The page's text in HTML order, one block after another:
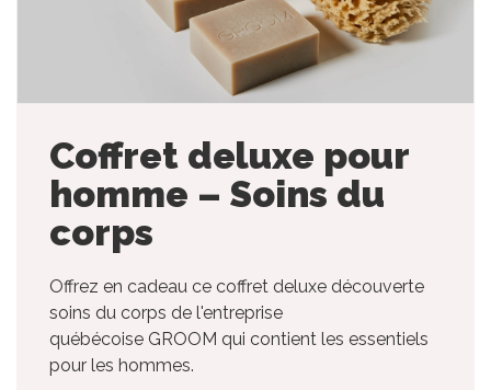
Coffret deluxe pour
homme – Soins du
corps
Offrez en cadeau ce coffret deluxe découverte
soins du corps de l'entreprise
québécoise GROOM qui contient les essentiels
pour les hommes.